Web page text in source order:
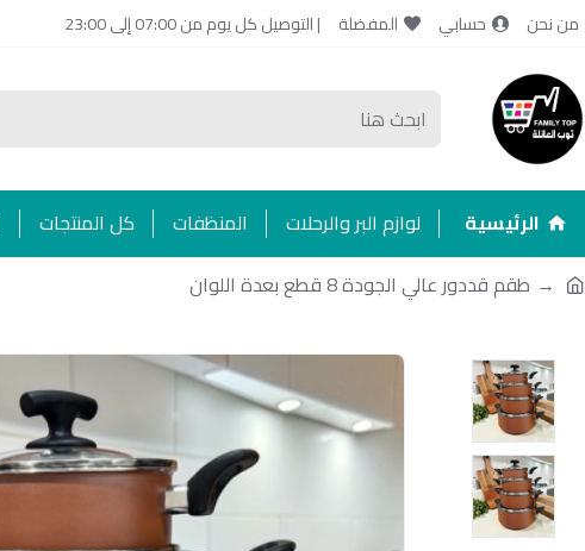
من نحن حسابي المفضلة | التوصيل كل يوم من 07:00 إلى 23:00
الرئيسية لوازم البر والرحلات المنظفات كل المنتجات
طقم قددور عالي الجودة 8 قطع بعدة اللوان